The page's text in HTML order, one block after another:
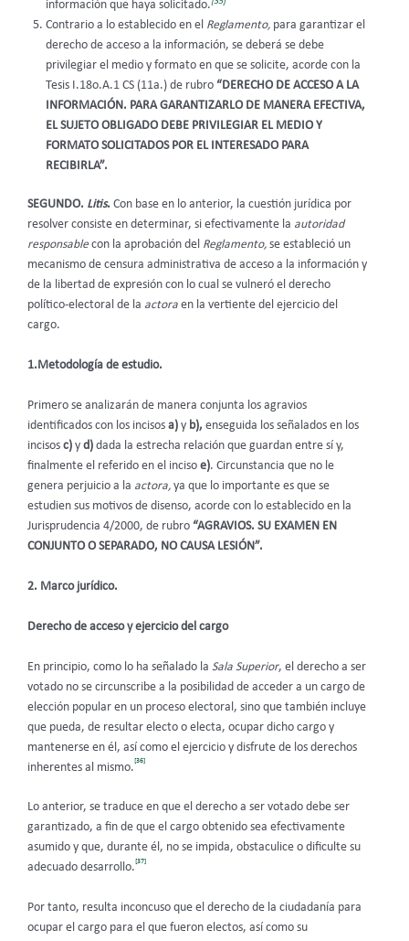
información que haya solicitado.
Contrario a lo establecido en el Reglamento, para garantizar el
derecho de acceso a la información, se deberá se debe
privilegiar el medio y formato en que se solicite, acorde con la
Tesis I.18o.A.1 CS (11a.) de rubro “DERECHO DE ACCESO A LA
INFORMACIÓN. PARA GARANTIZARLO DE MANERA EFECTIVA,
EL SUJETO OBLIGADO DEBE PRIVILEGIAR EL MEDIO Y
FORMATO SOLICITADOS POR EL INTERESADO PARA
RECIBIRLA”.
SEGUNDO. Litis. Con base en lo anterior, la cuestión jurídica por
resolver consiste en determinar, si efectivamente la autoridad
responsablecon la aprobación del Reglamento, se estableció un
mecanismo de censura administrativa de acceso a la información y
de la libertad de expresión con lo cual se vulneró el derecho
político-electoral de la actora en la vertiente del ejercicio del
cargo.
1.Metodología de estudio.
Primero se analizarán de manera conjunta los agravios
identificados con los incisos a) y b), enseguida los señalados en los
incisos c) y d) dada la estrecha relación que guardan entre sí y,
finalmente el referido en el inciso e). Circunstancia que no le
genera perjuicio a la actora, ya que lo importante es que se
estudien sus motivos de disenso, acorde con lo establecido en la
Jurisprudencia 4/2000, de rubro “AGRAVIOS. SU EXAMEN EN
CONJUNTO O SEPARADO, NO CAUSA LESIÓN”.
2. Marco jurídico.
Derecho de acceso y ejercicio del cargo
En principio, como lo ha señalado la Sala Superior, el derecho a ser
votado no se circunscribe a la posibilidad de acceder a un cargo de
elección popular en un proceso electoral, sino que también incluye
que pueda, de resultar electo o electa, ocupar dicho cargo y
mantenerse en él, así como el ejercicio y disfrute de los derechos
inherentes al mismo.
[36]
Lo anterior, se traduce en que el derecho a ser votado debe ser
garantizado, a fin de que el cargo obtenido sea efectivamente
asumido y que, durante él, no se impida, obstaculice o dificulte su
adecuado desarrollo.
[37]
Por tanto, resulta inconcuso que el derecho de la ciudadanía para
ocupar el cargo para el que fueron electos, así como su